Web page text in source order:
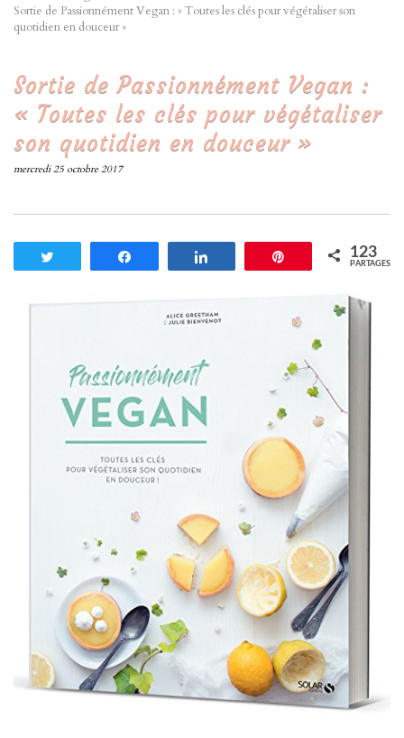
Sortie de Passionnément Vegan : « Toutes les clés pour végétaliser son
quotidien en douceur »
Sortie de Passionnément Vegan :
« Toutes les clés pour végétaliser
son quotidien en douceur »
mercredi 25 octobre 2017
Enregistrer123
PARTAGES